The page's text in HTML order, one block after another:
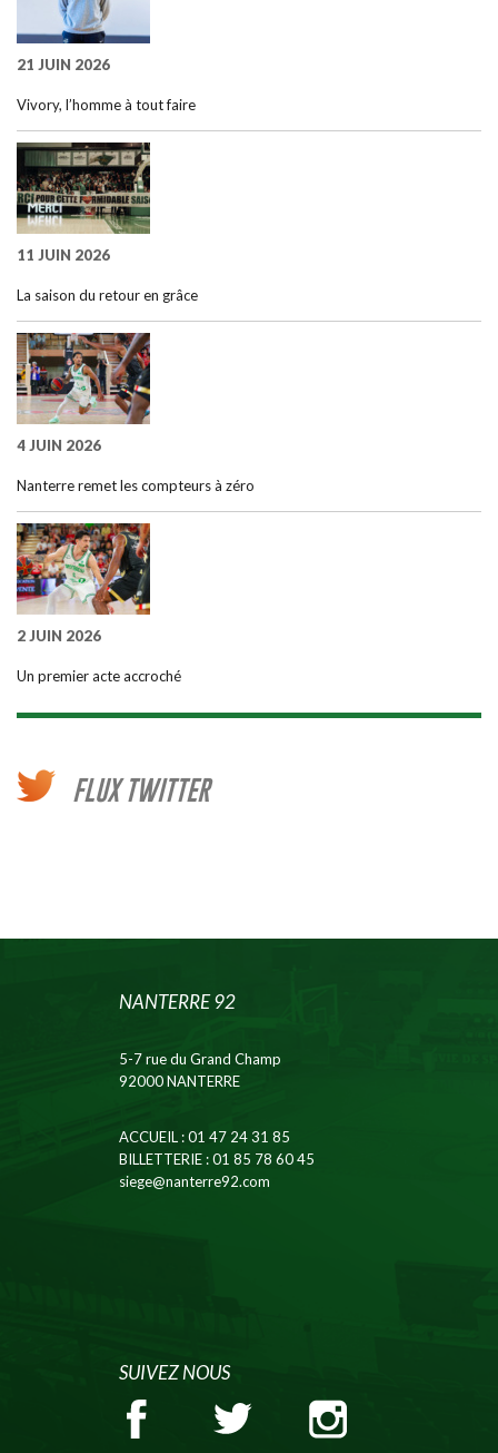
21 JUIN 2026
Vivory, l’homme à tout faire
11 JUIN 2026
La saison du retour en grâce
4 JUIN 2026
Nanterre remet les compteurs à zéro
2 JUIN 2026
Un premier acte accroché
FLUX TWITTER
NANTERRE 92
5-7 rue du Grand Champ
92000 NANTERRE
ACCUEIL: 01 47 24 31 85
BILLETTERIE: 01 85 78 60 45
siege@nanterre92.com
SUIVEZ NOUS